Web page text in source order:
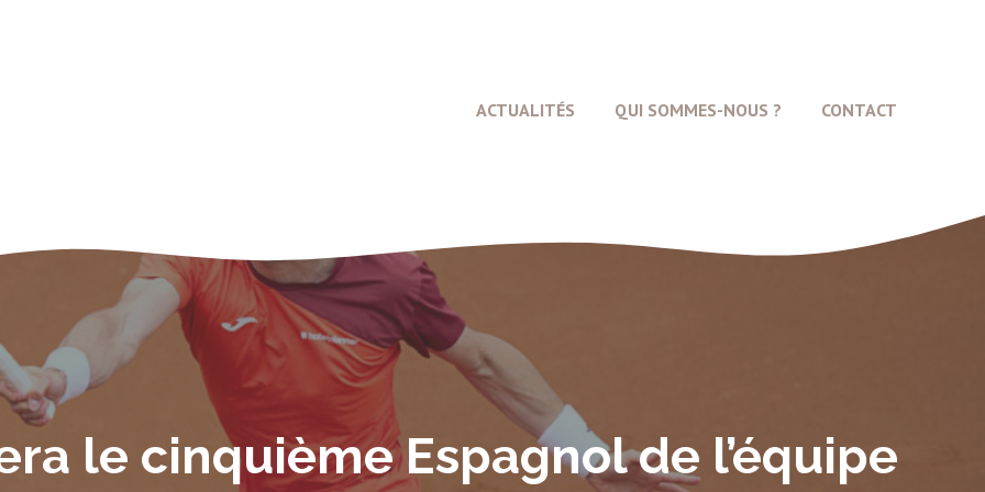
ACTUALITÉS QUI SOMMES-NOUS ? CONTACT
le cinquième Espagnol de l’équipe